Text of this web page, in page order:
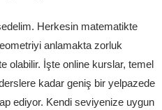
Herkesin matematikte
anlamakta zorluk
olabilir. İşte online kurslar, temel
kadar geniş bir yelpazede
ediyor. Kendi seviyenize uygun